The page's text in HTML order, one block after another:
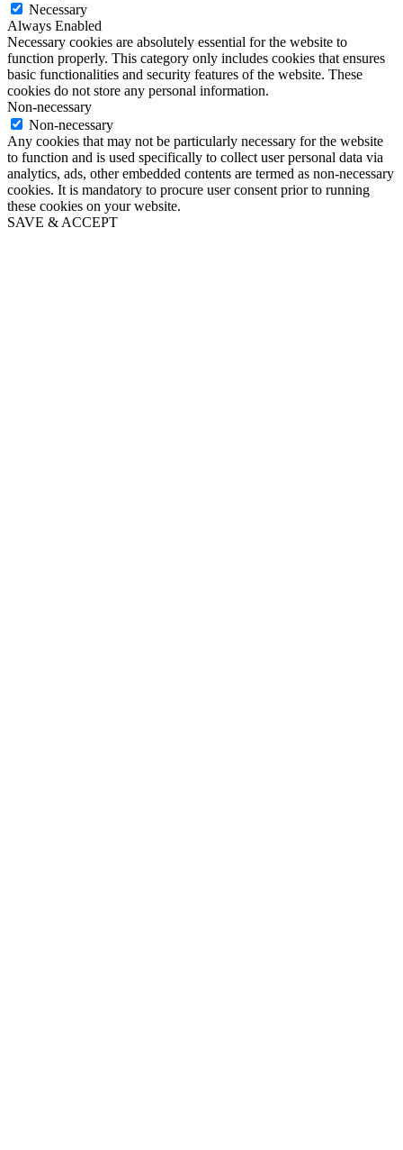
Necessary
Always Enabled
Necessary cookies are absolutely essential for the website to
function properly. This category only includes cookies that ensures
basic functionalities and security features of the website. These
cookies do not store any personal information.
Non-necessary
Non-necessary
Any cookies that may not be particularly necessary for the website
to function and is used specifically to collect user personal data via
analytics, ads, other embedded contents are termed as non-necessary
cookies. It is mandatory to procure user consent prior to running
these cookies on your website.
SAVE & ACCEPT